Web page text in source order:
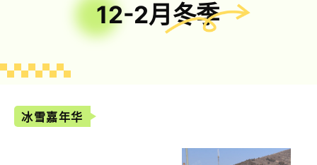
12-2月冬季
冰雪嘉年华